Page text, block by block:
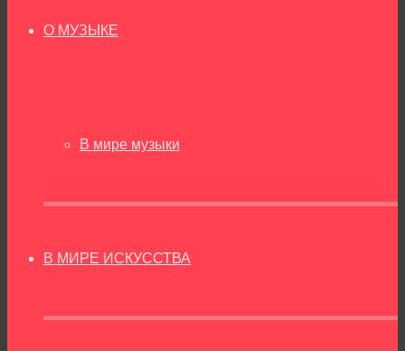
О МУЗЫКЕ
В мире музыки
В МИРЕ ИСКУССТВА